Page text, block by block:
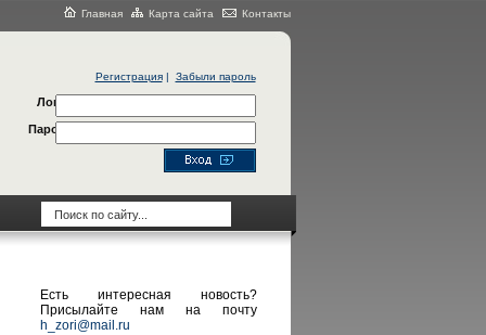
Главная Карта сайта Контакты
Регистрация| Забыли пароль
Логин
Пароль
Есть интересная новость?
Присылайте нам на почту
h_zori@mail.ru